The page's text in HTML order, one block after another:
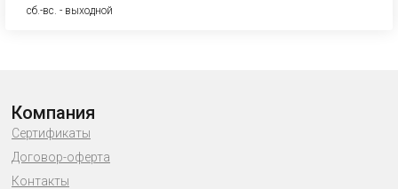
сб.-вс. - выходной
Компания
Сертификаты
Договор-оферта
Контакты